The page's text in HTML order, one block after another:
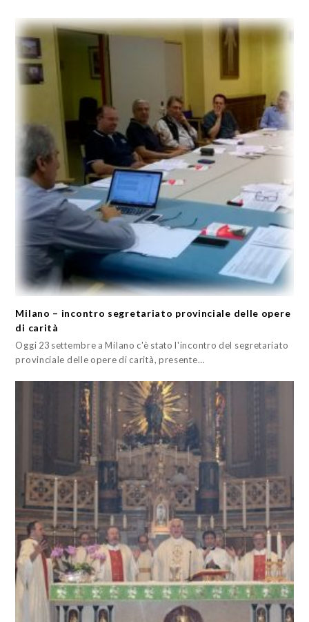
Milano – incontro segretariato provinciale delle opere
di carità
Oggi 23 settembre a Milano c'è stato l'incontro del segretariato
provinciale delle opere di carità, presente…